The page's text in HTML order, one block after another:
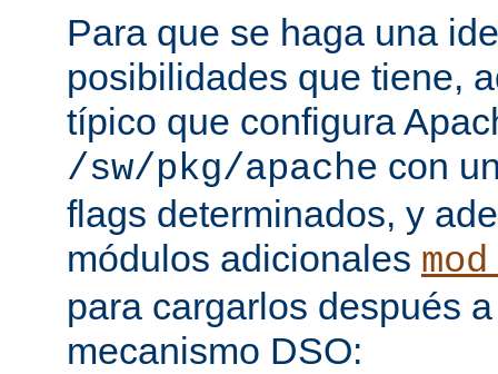
Para que se haga una
posibilidades que tiene,
típico que configura
/sw/pkg/apache con
flags determinados, y
módulos adicionales
para cargarlos después
mecanismo DSO: